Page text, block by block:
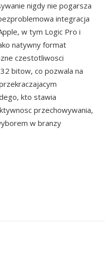
nigdy nie pogarsza
integracja
w tym Logic Pro i
natywny format
czestotliwosci
bitow, co pozwala na
kto stawia
przechowywania,
w branzy